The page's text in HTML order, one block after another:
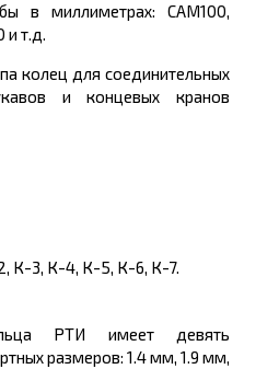
в миллиметрах: САМ100,
и т.д.
колец для соединительных
и концевых кранов
К-3, К-4, К-5, К-6, К-7.
РТИ имеет девять
размеров: 1.4 мм, 1.9 мм,